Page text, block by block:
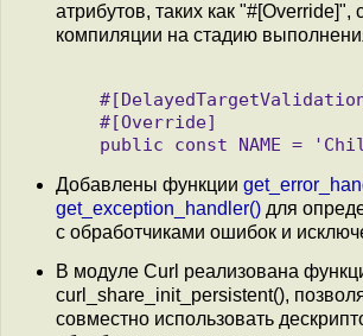
атрибутов, таких как "#[Override]",
компиляции на стадию
Добавлены функции
get_exception_handler() для
с обработчиками ошибок и
В модуле Curl реализована
curl_share_init_persistent(),
совместно использовать